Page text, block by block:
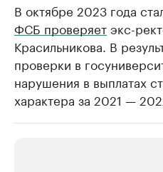
В октябре 2023 года
ФСБ проверяетэкс-
Красильникова. В
проверки в
нарушения в выплатах
характера за 2021 —